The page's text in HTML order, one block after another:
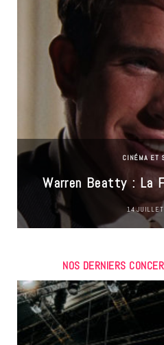
CINÉMA ET
Warren Beatty : La
14
NOS DERNIERS